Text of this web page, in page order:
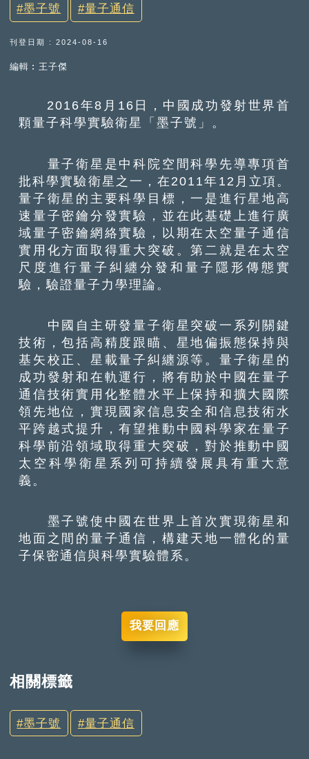
墨子號 量子通信
刊登日期 : 2024-08-16
編輯︰王子傑
2016年8月16日，中國成功發射世界首
顆量子科學實驗衛星「墨子號」。
量子衛星是中科院空間科學先導專項首
批科學實驗衛星之一，在2011年12月立項。
量子衛星的主要科學目標，一是進行星地高
速量子密鑰分發實驗，並在此基礎上進行廣
域量子密鑰網絡實驗，以期在太空量子通信
實用化方面取得重大突破。第二就是在太空
尺度進行量子糾纏分發和量子隱形傳態實
驗，驗證量子力學理論。
中國自主研發量子衛星突破一系列關鍵
技術，包括高精度跟瞄、星地偏振態保持與
基矢校正、星載量子糾纏源等。量子衛星的
成功發射和在軌運行，將有助於中國在量子
通信技術實用化整體水平上保持和擴大國際
領先地位，實現國家信息安全和信息技術水
平跨越式提升，有望推動中國科學家在量子
科學前沿領域取得重大突破，對於推動中國
太空科學衛星系列可持續發展具有重大意
義。
墨子號使中國在世界上首次實現衛星和
地面之間的量子通信，構建天地一體化的量
子保密通信與科學實驗體系。
我要回應
相關標籤
墨子號 量子通信